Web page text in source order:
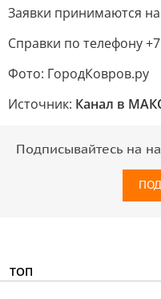
Заявки принимаются на
Справки по телефону
Фото: ГородКовров.ру
Источник: Канал в
Подписывайтесь на
ТОП